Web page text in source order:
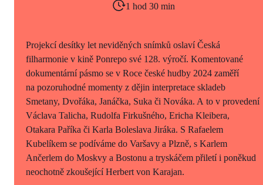
1 hod 30 min
Projekcí desítky let neviděných snímků oslaví Česká
filharmonie v kině Ponrepo své 128. výročí. Komentované
dokumentární pásmo se v Roce české hudby 2024 zaměří
na pozoruhodné momenty z dějin interpretace skladeb
Smetany, Dvořáka, Janáčka, Suka či Nováka. A to v provedení
Václava Talicha, Rudolfa Firkušného, Ericha Kleibera,
Otakara Paříka či Karla Boleslava Jiráka. S Rafaelem
Kubelíkem se podíváme do Varšavy a Plzně, s Karlem
Ančerlem do Moskvy a Bostonu a tryskáčem přiletí i poněkud
neochotně zkoušející Herbert von Karajan.